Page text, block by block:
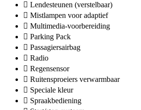
Lendesteunen (verstelbaar)
Mistlampen voor adaptief
Multimedia-voorbereiding
Parking Pack
Passagiersairbag
Radio
Regensensor
Ruitensproeiers verwarmbaar
Speciale kleur
Spraakbediening